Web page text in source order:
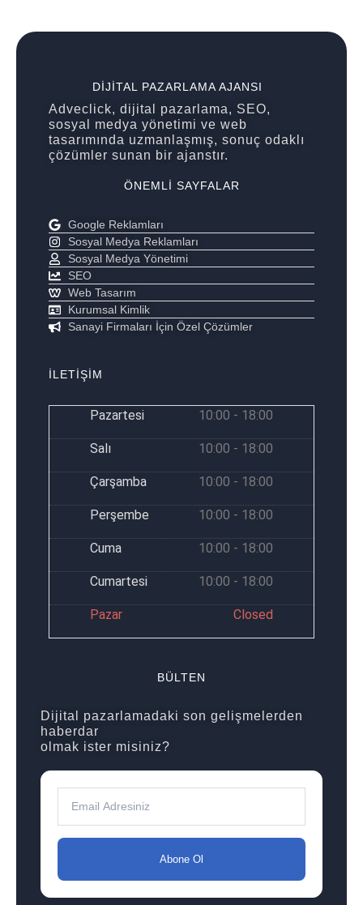
DIJITAL PAZARLAMA AJANSI
Adveclick, dijital pazarlama, SEO,
sosyal medya yönetimi ve web
tasarımında uzmanlaşmış, sonuç odaklı
çözümler sunan bir ajanstır.
ÖNEMLI SAYFALAR
Google Reklamları
Sosyal Medya Reklamları
Sosyal Medya Yönetimi
SEO
Web Tasarım
Kurumsal Kimlik
Sanayi Firmaları İçin Özel Çözümler
İLETİŞİM
Pazartesi 10:00 - 18:00
Salı 10:00 - 18:00
Çarşamba 10:00 - 18:00
Perşembe 10:00 - 18:00
Cuma 10:00 - 18:00
Cumartesi 10:00 - 18:00
Pazar Closed
BÜLTEN
Dijital pazarlamadaki son gelişmelerden
haberdar
olmak ister misiniz?
Abone Ol